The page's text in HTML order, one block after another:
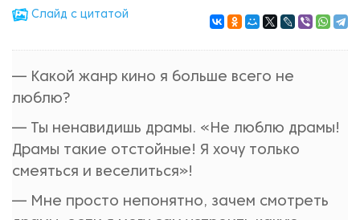
Cлайд с цитатой
— Какой жанр кино я больше всего не
люблю?
— Ты ненавидишь драмы. «Не люблю драмы!
Драмы такие отстойные! Я хочу только
смеяться и веселиться»!
— Мне просто непонятно, зачем смотреть